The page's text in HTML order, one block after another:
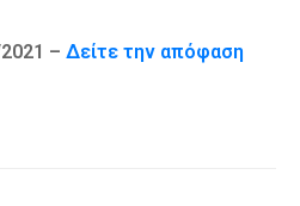
– Δείτε την απόφαση